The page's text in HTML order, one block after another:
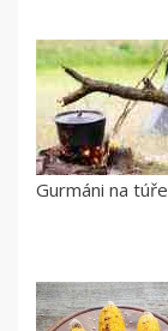
Gurmáni na túře